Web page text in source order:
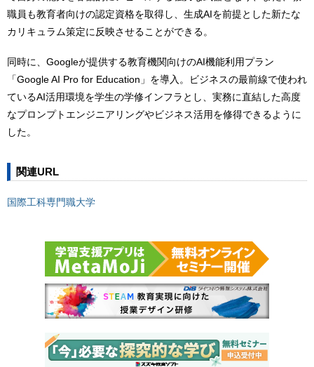
職員も教育者向けの認定資格を取得し、生成AIを前提とした新たな
カリキュラム策定に反映させることができる。
同時に、Googleが提供する教育機関向けのAI機能利用プラン
「Google AI Pro for Education」を導入。ビジネスの最前線で使われ
ているAI活用環境を学生の学修インフラとし、実務に直結した高度
なプロンプトエンジニアリングやビジネス活用を修得できるように
した。
関連URL
国際工科専門職大学